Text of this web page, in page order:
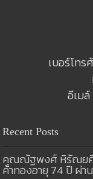
เบอร์โท
อีเมล์
Recent Posts
คุณณัฐพงศ์ หิรัณยศิ
ค้าทองอายุ 74 ปี ผ่า